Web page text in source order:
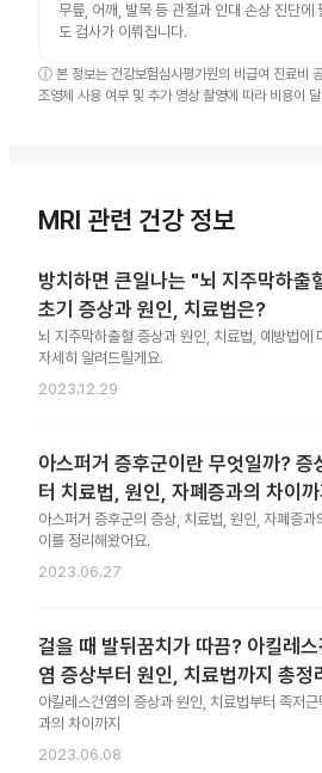
무릎, 어깨, 발목 등 관절과 인대 손상 진단에
도 검사가 이뤄집니다.
ⓘ 본 정보는 건강보험심사평가원의 비급여 진료비
조영제 사용 여부 및 추가 영상 촬영에 따라 비용이
MRI 관련 건강 정보
방치하면 큰일나는 "뇌 지주막하출
초기 증상과 원인, 치료법은?
뇌 지주막하출혈 증상과 원인, 치료법, 예방법에
자세히 알려드릴게요.
2023.12.29
아스퍼거 증후군이란 무엇일까? 증
터 치료법, 원인, 자폐증과의 차이까
아스퍼거 증후군의 증상, 치료법, 원인, 자폐증과
이를 정리해왔어요.
2023.06.27
걸을 때 발뒤꿈치가 따끔? 아킬레스
염 증상부터 원인, 치료법까지 총정
아킬레스건염의 증상과 원인, 치료법부터 족저근
과의 차이까지
2023.06.08